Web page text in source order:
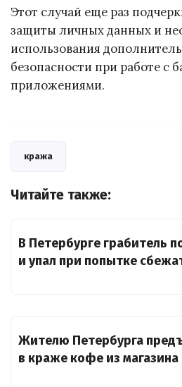
Этот случай еще раз
защиты личных данных и
использования
безопасности при работе с
приложениями.
кража
Читайте также:
В Петербурге грабитель
и упал при попытке
Жителю Петербурга
в краже кофе из магазина